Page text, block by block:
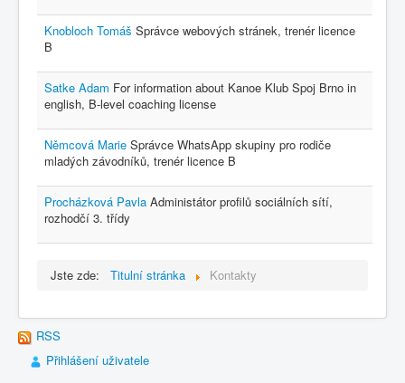
Knobloch Tomáš Správce webových stránek, trenér licence
B
Satke Adam For information about Kanoe Klub Spoj Brno in
english, B-level coaching license
Němcová Marie Správce WhatsApp skupiny pro rodiče
mladých závodníků, trenér licence B
Procházková Pavla Administátor profilů sociálních sítí,
rozhodčí 3. třídy
Jste zde: Titulní stránka Kontakty
RSS
Přihlášení uživatele